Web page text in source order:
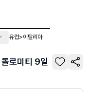
유럽>이탈리아
로미티 9일